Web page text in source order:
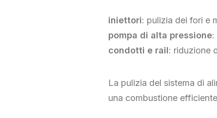
iniettori: pulizia dei fori e
pompa di alta pressione:
condotti e rail: riduzione
La pulizia del sistema di
una combustione